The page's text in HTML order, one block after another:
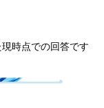
時点での回答です